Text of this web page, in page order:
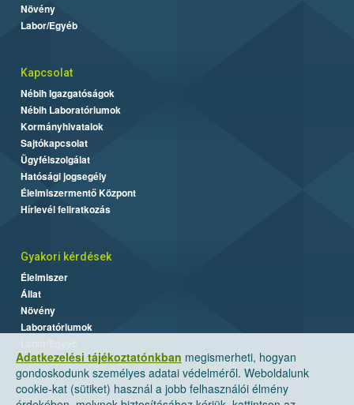
Adatkezelési tájékoztatónkban megismerheti, hogyan
gondoskodunk személyes adatai védelméről. Weboldalunk
cookie-kat (sütiket) használ a jobb felhasználói élmény
Növény
Labor/Egyéb
Kapcsolat
Nébih Igazgatóságok
Nébih Laboratóriumok
Kormányhivatalok
Sajtókapcsolat
Ügyfélszolgálat
Hatósági jogsegély
Élelmiszermentő Központ
Hírlevél feliratkozás
Gyakori kérdések
Élelmiszer
Állat
Növény
Laboratóriumok